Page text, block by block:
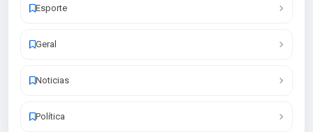
Esporte
Geral
Noticias
Política